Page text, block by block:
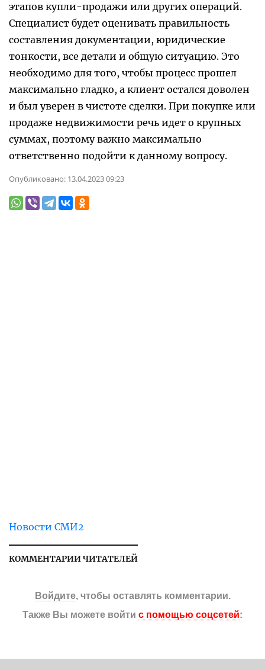
этапов купли-продажи или других операций.
Специалист будет оценивать правильность
составления документации, юридические
тонкости, все детали и общую ситуацию. Это
необходимо для того, чтобы процесс прошел
максимально гладко, а клиент остался доволен
и был уверен в чистоте сделки. При покупке или
продаже недвижимости речь идет о крупных
суммах, поэтому важно максимально
ответственно подойти к данному вопросу.
Опубликовано: 13.04.2023 09:23
Новости СМИ2
КОММЕНТАРИИ ЧИТАТЕЛЕЙ
Войдите, чтобы оставлять комментарии.
Также Вы можете войти с помощью соцсетей: